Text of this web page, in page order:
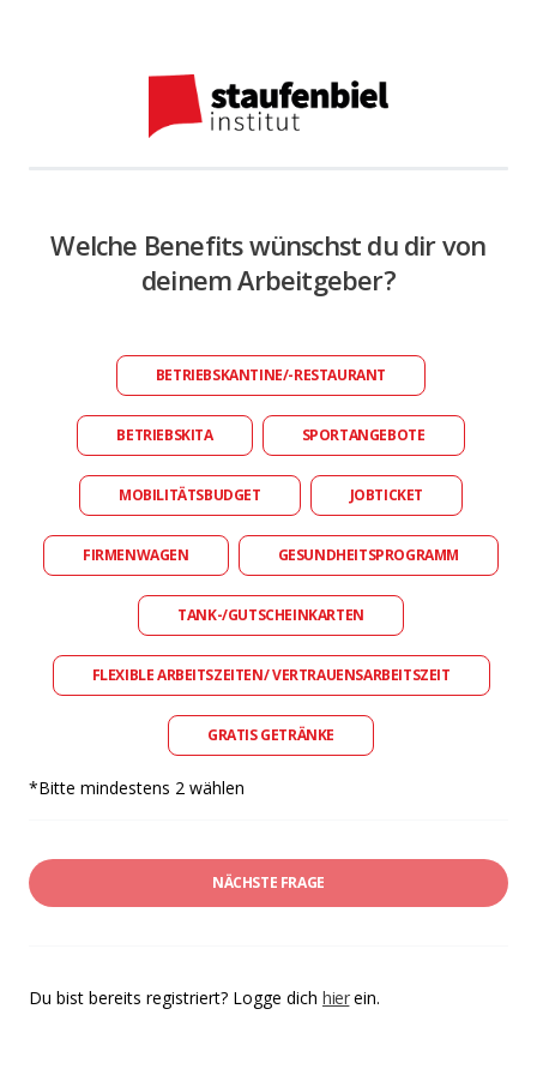
Welche Benefits wünschst du dir von
deinem Arbeitgeber?
BETRIEBSKANTINE/-RESTAURANT
BETRIEBSKITA SPORTANGEBOTE
MOBILITÄTSBUDGET JOBTICKET
FIRMENWAGEN GESUNDHEITSPROGRAMM
TANK-/GUTSCHEINKARTEN
FLEXIBLE ARBEITSZEITEN/ VERTRAUENSARBEITSZEIT
GRATIS GETRÄNKE
*Bitte mindestens 2 wählen
NÄCHSTE FRAGE
Du bist bereits registriert? Logge dich hierein.